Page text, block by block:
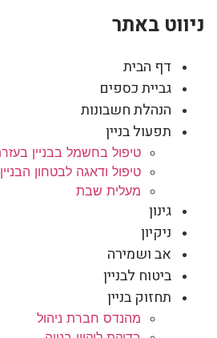
ניווט באתר
דף הבית
גביית כספים
הנהלת חשבונות
תפעול בניין
טיפול בחשמל בבניין
טיפול ודאגה לבטחון הבניין
מעלית שבת
גינון
ניקיון
אב ושמירה
ביטוח לבניין
תחזוק בניין
מהנדס חברת ניהול